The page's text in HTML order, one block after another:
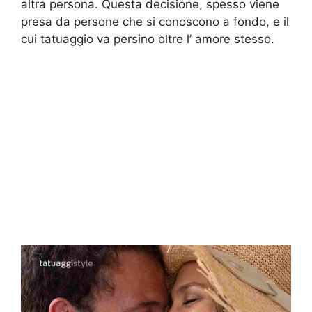
altra persona. Questa decisione, spesso viene
presa da persone che si conoscono a fondo, e il
cui tatuaggio va persino oltre l’ amore stesso.